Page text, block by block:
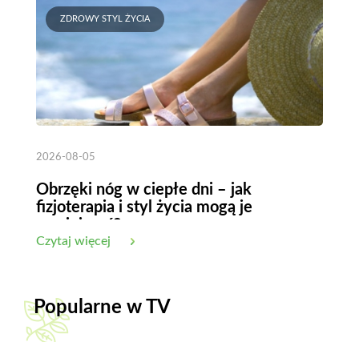
ZDROWY STYL ŻYCIA
2026-08-05
Obrzęki nóg w ciepłe dni – jak
fizjoterapia i styl życia mogą je
zmniejszyć?
Czytaj więcej
Popularne w TV